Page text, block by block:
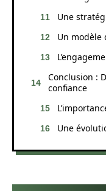
Une
Un modèle
Conclusion :
confiance
Une